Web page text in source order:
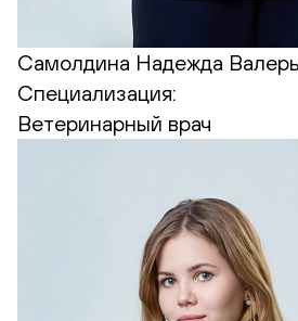
Самолдина Надежда
Специализация:
Ветеринарный врач